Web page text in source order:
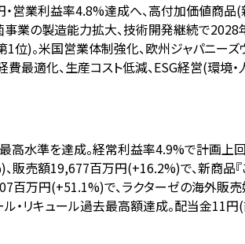
業利益率4.8%達成へ、高付加価値商品(
業の製造能力拡大、技術開発継続で2028
。米国営業体制強化、欧州ジャパニーズ
最適化、生産コスト低減、ESG経営(環境
水準を達成。経常利益率4.9%で計画上回
売額19,677百万円(+16.2%)で、新商品『
万円(+51.1%)で、ラクターゼの海外販
・リキュール過去最高額達成。配当金11